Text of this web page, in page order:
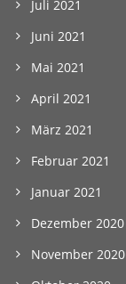
Juli 2021
Juni 2021
Mai 2021
April 2021
März 2021
Februar 2021
Januar 2021
Dezember 2020
November 2020